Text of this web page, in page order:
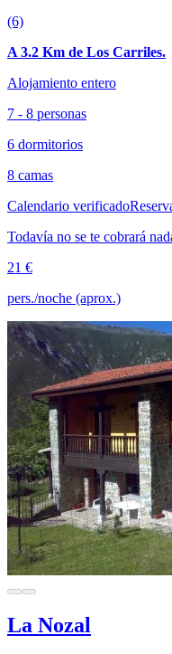
(6)
A 3.2 Km de Los Carriles.
Alojamiento entero
7 - 8 personas
6 dormitorios
8 camas
Calendario verificado
Todavía no se te cobrará
21 €
pers./noche (aprox.)
La Nozal